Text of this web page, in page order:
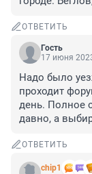
ОТВЕТИТЬ
Гость
17 июня
Надо было
проходит
день. Полное
давно, а
ОТВЕТИТЬ
chip1